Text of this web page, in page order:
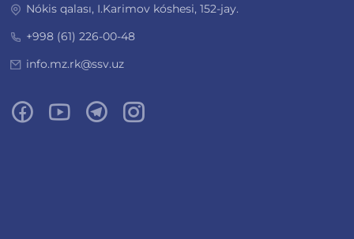
Nókis qalası, I.Karimov kóshesi, 152-jay.
+998 (61) 226-00-48
info.mz.rk@ssv.uz